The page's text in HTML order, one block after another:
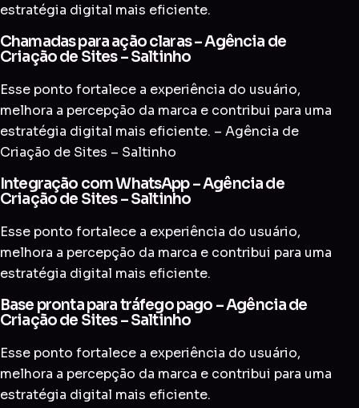
estratégia digital mais eficiente.
Chamadas para ação claras – Agência de
Criação de Sites – Saltinho
Esse ponto fortalece a experiência do usuário,
melhora a percepção da marca e contribui para uma
estratégia digital mais eficiente. – Agência de
Criação de Sites – Saltinho
Integração com WhatsApp – Agência de
Criação de Sites – Saltinho
Esse ponto fortalece a experiência do usuário,
melhora a percepção da marca e contribui para uma
estratégia digital mais eficiente.
Base pronta para tráfego pago – Agência de
Criação de Sites – Saltinho
Esse ponto fortalece a experiência do usuário,
melhora a percepção da marca e contribui para uma
estratégia digital mais eficiente.